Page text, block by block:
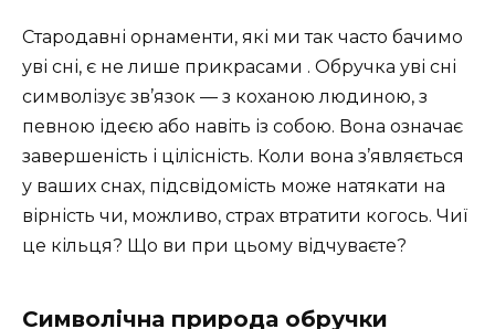
Стародавні орнаменти, які ми так часто бачимо
уві сні, є не лише прикрасами . Обручка уві сні
символізує зв’язок — з коханою людиною, з
певною ідеєю або навіть із собою. Вона означає
завершеність і цілісність. Коли вона з’являється
у ваших снах, підсвідомість може натякати на
вірність чи, можливо, страх втратити когось. Чиї
це кільця? Що ви при цьому відчуваєте?
Символічна природа обручки